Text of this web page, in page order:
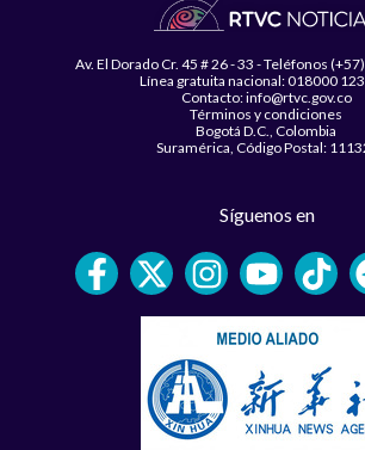
Av. El Dorado Cr. 45 # 26 - 33 - Teléfonos
Línea gratuita nacional: 018000
Contacto: info@rtvc.gov.co
Términos y condiciones
Bogotá D.C., Colombia
Suramérica, Código Postal:
Síguenos en